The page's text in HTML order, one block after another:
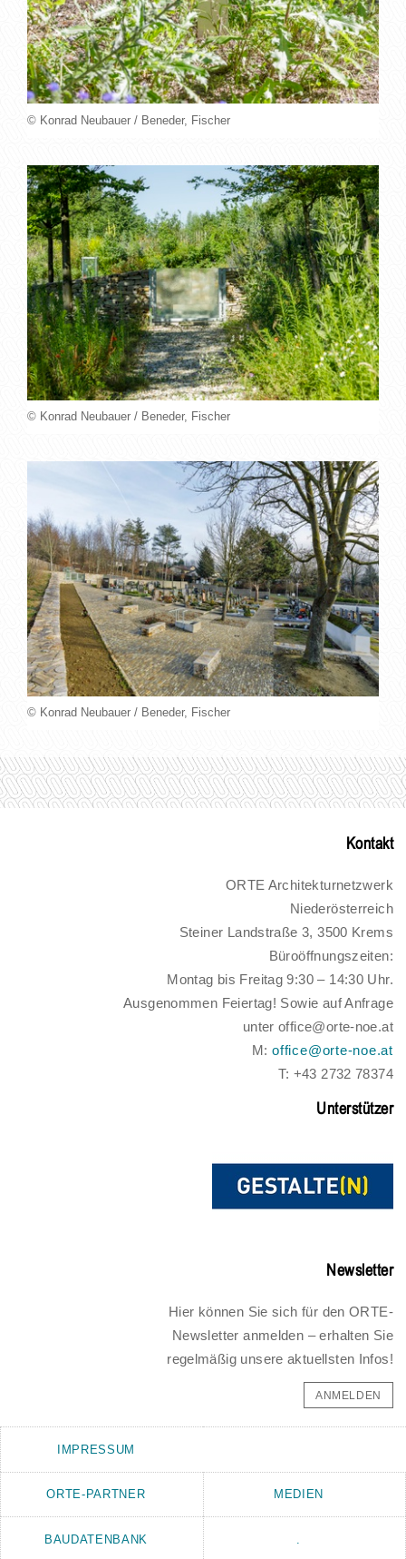
© Konrad Neubauer / Beneder, Fischer
© Konrad Neubauer / Beneder, Fischer
© Konrad Neubauer / Beneder, Fischer
Kontakt
ORTE Architekturnetzwerk
Niederösterreich
Steiner Landstraße 3, 3500 Krems
Büroöffnungszeiten:
Montag bis Freitag 9:30 – 14:30 Uhr.
Ausgenommen Feiertag! Sowie auf Anfrage
unter office@orte-noe.at
M:office@orte-noe.at
T: +43 2732 78374
Unterstützer
Newsletter
Hier können Sie sich für den ORTE-
Newsletter anmelden – erhalten Sie
regelmäßig unsere aktuellsten Infos!
ANMELDEN
IMPRESSUM
ORTE-PARTNER MEDIEN
BAUDATENBANK